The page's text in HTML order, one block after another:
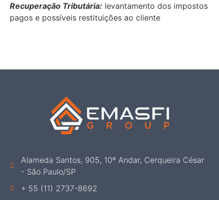
Recuperação Tributária: levantamento dos impostos
pagos e possíveis restituições ao cliente
Alameda Santos, 905, 10º Andar, Cerqueira César
- São Paulo/SP
+ 55 (11) 2737-8692